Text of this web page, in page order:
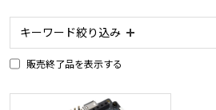
キーワード絞り込み
#アナログ入力 #planX3
#ルーター #LPWA #planP1
販売終了品を表示する